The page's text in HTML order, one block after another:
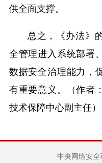
供全面支撑。
总之，《办法》
全管理进入系统部署
数据安全治理能力，
有重要意义。（作者
技术保障中心副主任）
中央网络安